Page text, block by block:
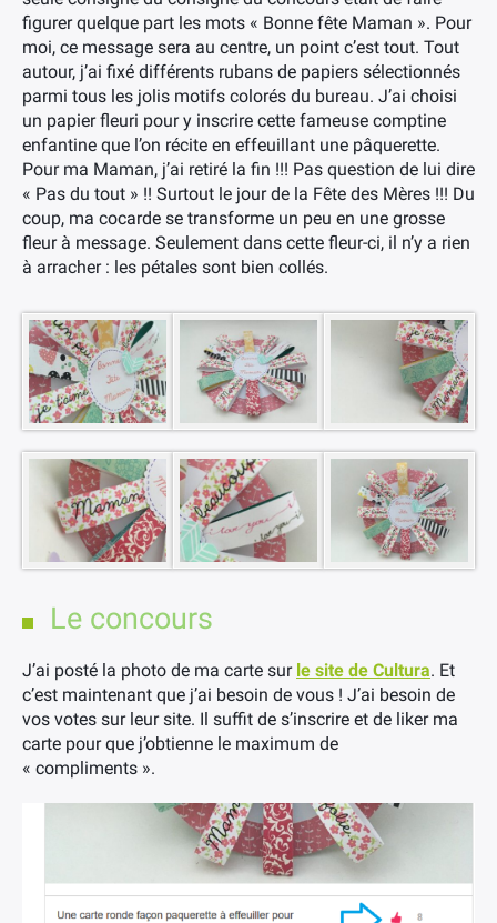
figurer quelque part les mots « Bonne fête Maman ». Pour
moi, ce message sera au centre, un point c’est tout. Tout
autour, j’ai fixé différents rubans de papiers sélectionnés
parmi tous les jolis motifs colorés du bureau. J’ai choisi
un papier fleuri pour y inscrire cette fameuse comptine
enfantine que l’on récite en effeuillant une pâquerette.
Pour ma Maman, j’ai retiré la fin !!! Pas question de lui dire
« Pas du tout » !! Surtout le jour de la Fête des Mères !!! Du
coup, ma cocarde se transforme un peu en une grosse
fleur à message. Seulement dans cette fleur-ci, il n’y a rien
à arracher : les pétales sont bien collés.
Le concours
J’ai posté la photo de ma carte sur le site de Cultura. Et
c’est maintenant que j’ai besoin de vous ! J’ai besoin de
vos votes sur leur site. Il suffit de s’inscrire et de liker ma
carte pour que j’obtienne le maximum de
« compliments ».
×